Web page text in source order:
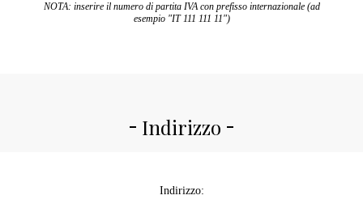
NOTA: inserire il numero di partita IVA con prefisso internazionale (ad
esempio "IT 111 111 11")
Indirizzo
Indirizzo: